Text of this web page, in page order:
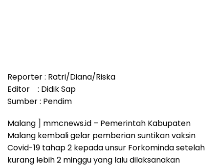
Reporter : Ratri/Diana/Riska
Editor : Didik Sap
Sumber : Pendim
Malang ] mmcnews.id – Pemerintah Kabupaten
Malang kembali gelar pemberian suntikan vaksin
Covid-19 tahap 2 kepada unsur Forkominda setelah
kurang lebih 2 minggu yang lalu dilaksanakan